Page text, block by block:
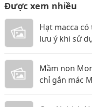
Được xem nhiều
Hạt macca
lưu ý khi sử
Mầm non
chỉ gắn mác